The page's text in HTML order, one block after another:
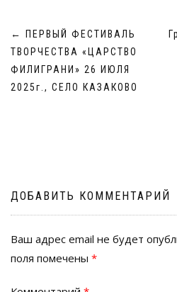
НАВИГАЦИЯ
ПО
ЗАПИСЯМ
←
ПЕРВЫЙ ФЕСТИВАЛЬ
ТВОРЧЕСТВА «ЦАРСТВО
ФИЛИГРАНИ» 26 ИЮЛЯ
2025г., СЕЛО КАЗАКОВО
ДОБАВИТЬ КОММЕНТАРИЙ
Ваш адрес email не будет
поля помечены *